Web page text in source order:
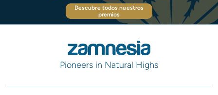
Descubre todos nuestros
premios
Pioneers in Natural Highs